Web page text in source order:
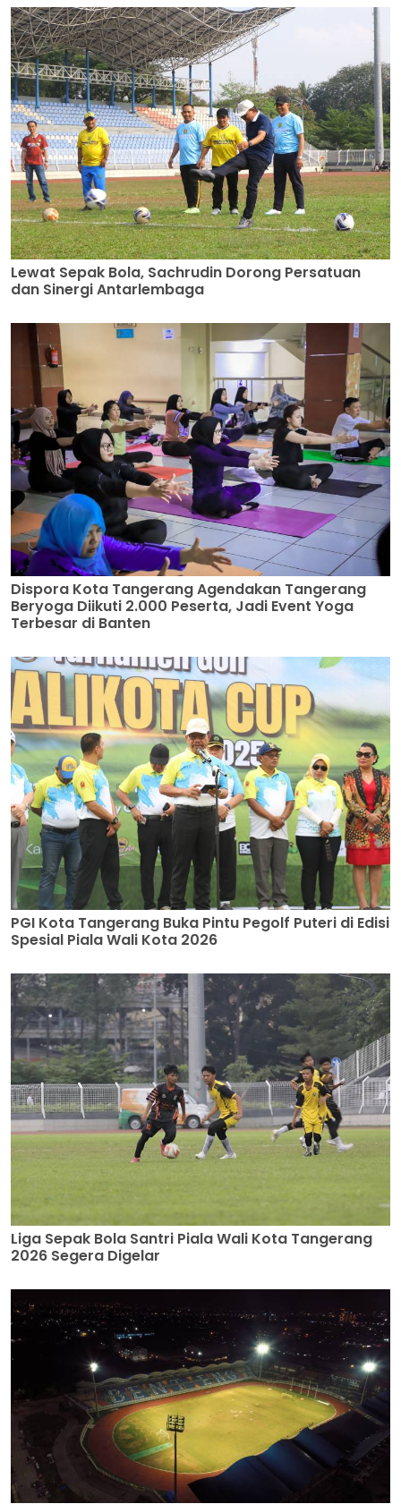
Lewat Sepak Bola, Sachrudin Dorong Persatuan
dan Sinergi Antarlembaga
Dispora Kota Tangerang Agendakan Tangerang
Beryoga Diikuti 2.000 Peserta, Jadi Event Yoga
Terbesar di Banten
PGI Kota Tangerang Buka Pintu Pegolf Puteri di Edisi
Spesial Piala Wali Kota 2026
Liga Sepak Bola Santri Piala Wali Kota Tangerang
2026 Segera Digelar